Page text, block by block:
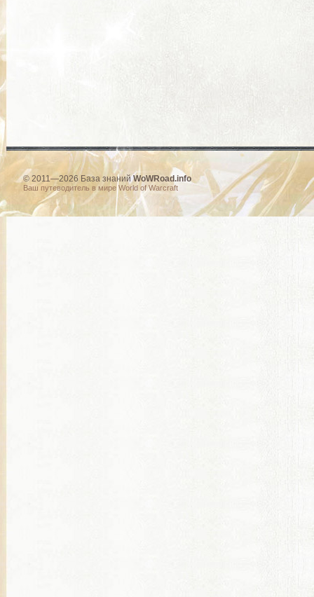
© 2011—2026 База знанийWoWRoad.info
Ваш путеводитель в мире World of Warcraft